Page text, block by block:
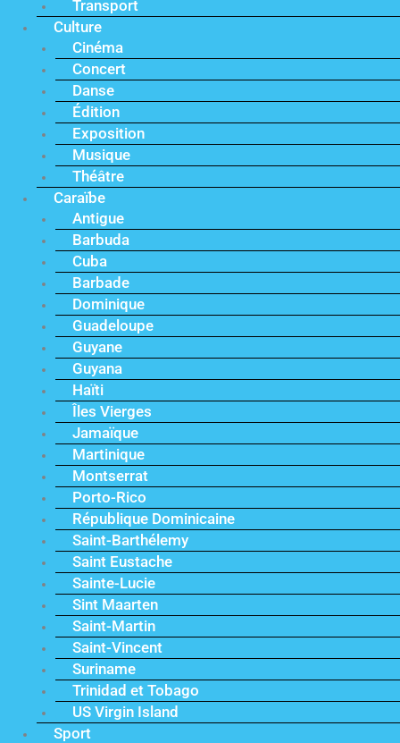
Transport
Culture
Cinéma
Concert
Danse
Édition
Exposition
Musique
Théâtre
Caraïbe
Antigue
Barbuda
Cuba
Barbade
Dominique
Guadeloupe
Guyane
Guyana
Haïti
Îles Vierges
Jamaïque
Martinique
Montserrat
Porto-Rico
République Dominicaine
Saint-Barthélemy
Saint Eustache
Sainte-Lucie
Sint Maarten
Saint-Martin
Saint-Vincent
Suriname
Trinidad et Tobago
US Virgin Island
Sport